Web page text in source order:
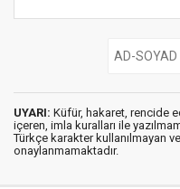
UYARI: Küfür, hakaret, rencide
içeren, imla kuralları ile
Türkçe karakter kullanılmayan
onaylanmamaktadır.